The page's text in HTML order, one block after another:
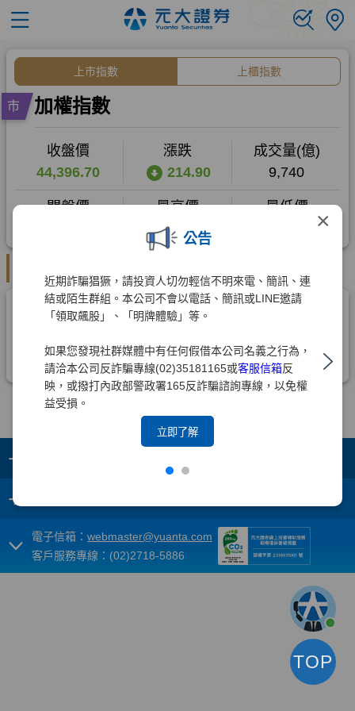
×
公告
近期詐騙猖獗，請投資人切勿輕信不明來電、簡訊、連
結或陌生群組。本公司不會以電話、簡訊或LINE邀請
「領取飆股」、「明牌體驗」等。
如果您發現社群媒體中有任何假借本公司名義之行為，
請洽本公司反詐騙專線(02)35181165或客服信箱反
映，或撥打內政部警政署165反詐騙諮詢專線，以免權
益受損。
立即了解
+
+
電子信箱： webmaster@yuanta.com
客戶服務專線：(02)2718-5886
TOP